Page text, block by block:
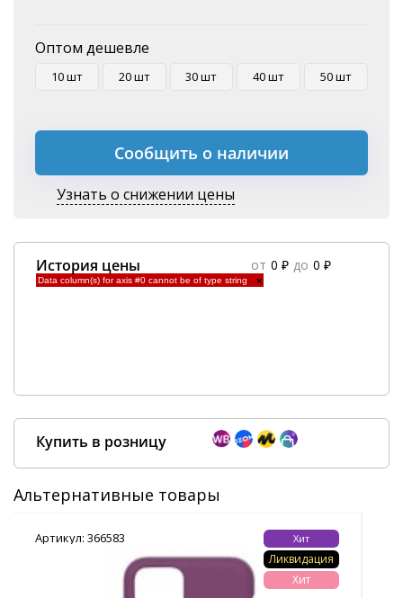
Оптом дешевле
10 шт 20 шт 30 шт 40 шт 50 шт
Сообщить о наличии
Узнать о снижении цены
История цены от 0 ₽ до 0 ₽
Data column(s) for axis #0 cannot be of type string ×
Купить в розницу
Покупка оптом от
Альтернативные товары
Артикул: 366583 Хит
Ликвидация
Хит